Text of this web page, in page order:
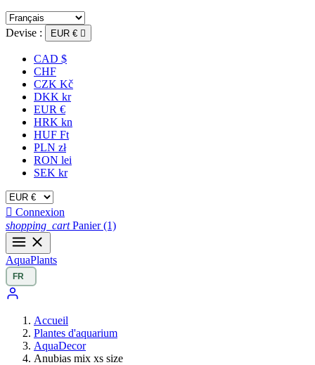
Devise : EUR € 
CAD $
CHF
CZK Kč
DKK kr
EUR €
HRK kn
HUF Ft
PLN zł
RON lei
SEK kr
 Connexion
shopping_cart Panier (1)
AquaPlants
Accueil
Plantes d'aquarium
AquaDecor
Anubias mix xs size